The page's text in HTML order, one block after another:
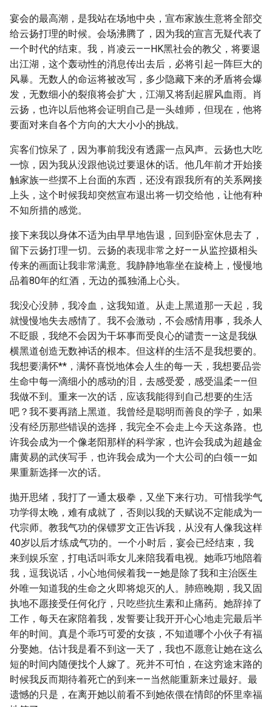
宴会的最高潮，是我站在场地中央，宣布家族生意将全部交
给云扬打理的时候。会场沸腾了，因为我的宣言无疑代表了
一个时代的结束。我，肖凌云——HK黑社会的教父，将要退
出江湖，这个轰动性的消息传出去后，必将引起一阵巨大的
风暴。无数人的命运将被改写，多少隐藏下来的矛盾将会爆
发，无数细小的裂痕将会扩大，江湖又将刮起腥风血雨。肖
云扬，也许以后他将会证明自己是一头雄师，但现在，他将
要面对来自各个方向的大大小小的挑战。
宾客们惊呆了，因为事前我没有透露一点风声。云扬也大吃
一惊，因为我从没跟他说过要退休的话。他几年前才开始接
触家族一些摆不上台面的东西，还没有跟我所有的关系网接
上头，这个时候我却突然宣布退出将一切交给他，让他有种
不知所措的感觉。
接下来我以身体不适为由早早地告退，回到卧室休息去了，
留下云扬打理一切。云扬的表现非常之好——从监控摄相头
传来的画面让我非常满意。我静静地靠坐在旋椅上，慢慢地
品着80年的红酒，无边的孤独涌上心头。
我没心没肺，我冷血，这我知道。从走上黑道那一天起，我
就慢慢地失去感情了。我不会激动，不会感情用事，我杀人
不眨眼，我绝不会因为干坏事而受良心的谴责——这是我纵
横黑道创造无数神话的根本。但这样的生活不是我想要的。
我想要满怀**，满怀喜悦地体会人生的每一天，我想要品尝
生命中每一滴细小的感动的泪，去感受爱，感受温柔——但
我做不到。重来一次的话，应该我能得到自己想要的生活
吧？我不要再踏上黑道。我曾经是聪明而善良的学子，如果
没有经历那些错误的选择，我完全不会走上今天这条路。也
许我会成为一个像老阳那样的科学家，也许会我成为超越金
庸黄易的武侠写手，也许我会成为一个大公司的白领——如
果重新选择一次的话。
抛开思绪，我打了一通太极拳，又坐下来行功。可惜我学气
功学得太晚，难有成就了，否则以我的天赋说不定能成为一
代宗师。教我气功的保镖罗文正告诉我，从没有人像我这样
40岁以后才练成气功的。一个小时后，宴会已经结束，我
来到娱乐室，打电话叫乖女儿来陪我看电视。她乖巧地陪着
我，逗我说话，小心地伺候着我——她是除了我和主治医生
外唯一知道我的生命之火即将熄灭的人。肺癌晚期，我又固
执地不愿接受任何化疗，只吃些抗生素和止痛药。她辞掉了
工作，每天在家陪着我，发誓要让我开开心心地走完最后半
年的时间。真是个乖巧可爱的女孩，不知道哪个小伙子有福
分娶她。估计我是看不到这一天了，我也不愿意让她在这么
短的时间内随便找个人嫁了。死并不可怕，在这穷途末路的
时候我反而期待着死亡的到来——当然能重新来过最好。最
遗憾的只是，在离开她以前看不到她依偎在情郎的怀里幸福